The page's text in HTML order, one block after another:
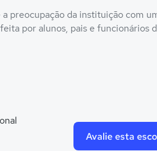
preocupação da instituição com
por alunos, pais e funcionários
Avalie esta